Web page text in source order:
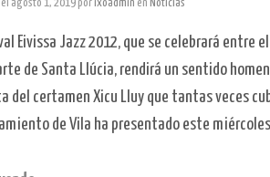
agosto 1, 2019 porixoadmin en Noticias
Eivissa Jazz 2012, que se celebrará entre
de Santa Llúcia, rendirá un sentido
del certamen Xicu Lluy que tantas veces
de Vila ha presentado este